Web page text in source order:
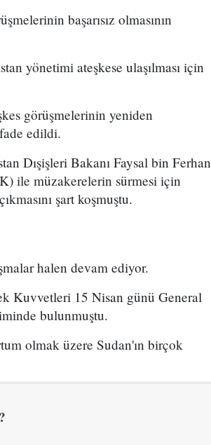
başarısız olmasının
yönetimi ateşkese ulaşılması için
görüşmelerinin yeniden
edildi.
Dışişleri Bakanı Faysal bin Ferhan
ile müzakerelerin sürmesi için
şart koşmuştu.
halen devam ediyor.
Kuvvetleri 15 Nisan günü General
bulunmuştu.
olmak üzere Sudan'ın birçok